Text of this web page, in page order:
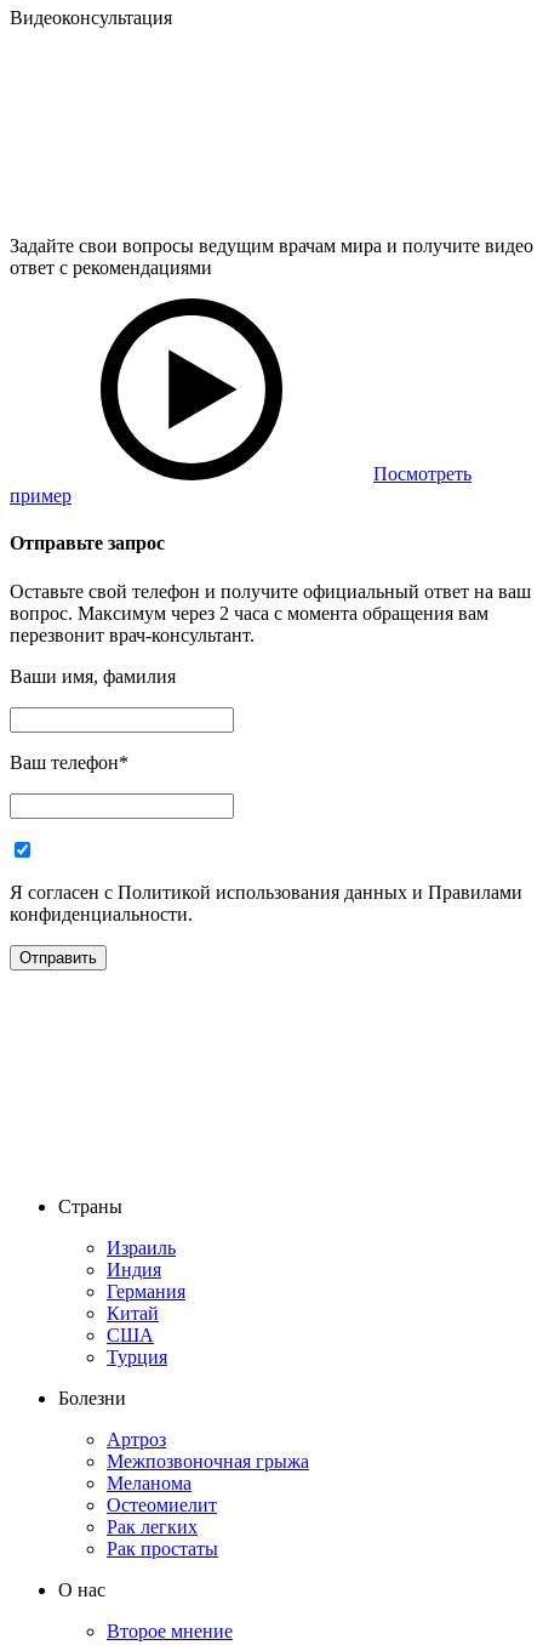
Видеоконсультация
Задайте свои вопросы ведущим врачам мира и получите видео
ответ с рекомендациями
Посмотреть
пример
Отправьте запрос
Оставьте свой телефон и получите официальный ответ на ваш
вопрос. Максимум через 2 часа с момента обращения вам
перезвонит врач-консультант.
Ваши имя, фамилия
Ваш телефон*
Я согласен с Политикой использования данных и Правилами
конфиденциальности.
Страны
Израиль
Индия
Германия
Китай
США
Турция
Болезни
Артроз
Межпозвоночная грыжа
Меланома
Остеомиелит
Рак легких
Рак простаты
О нас
Второе мнение